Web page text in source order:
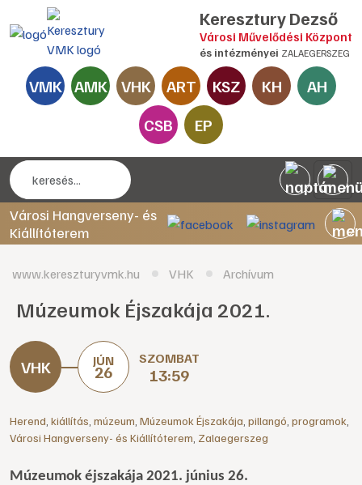
Keresztury Dezső
Városi Művelődési Központ
és intézményei ZALAEGERSZEG
VMK AMK VHK ART KSZ KH
AH
CSB
EP
Városi Hangverseny- és
Kiállítóterem
www.kereszturyvmk.hu VHK Archívum
Múzeumok Éjszakája 2021.
JÚN
26
SZOMBAT
13:59
Herend kiállítás múzeum Múzeumok Éjszakája pillangó programok
Városi Hangverseny- és Kiállítóterem Zalaegerszeg
Múzeumok éjszakája 2021. június 26.